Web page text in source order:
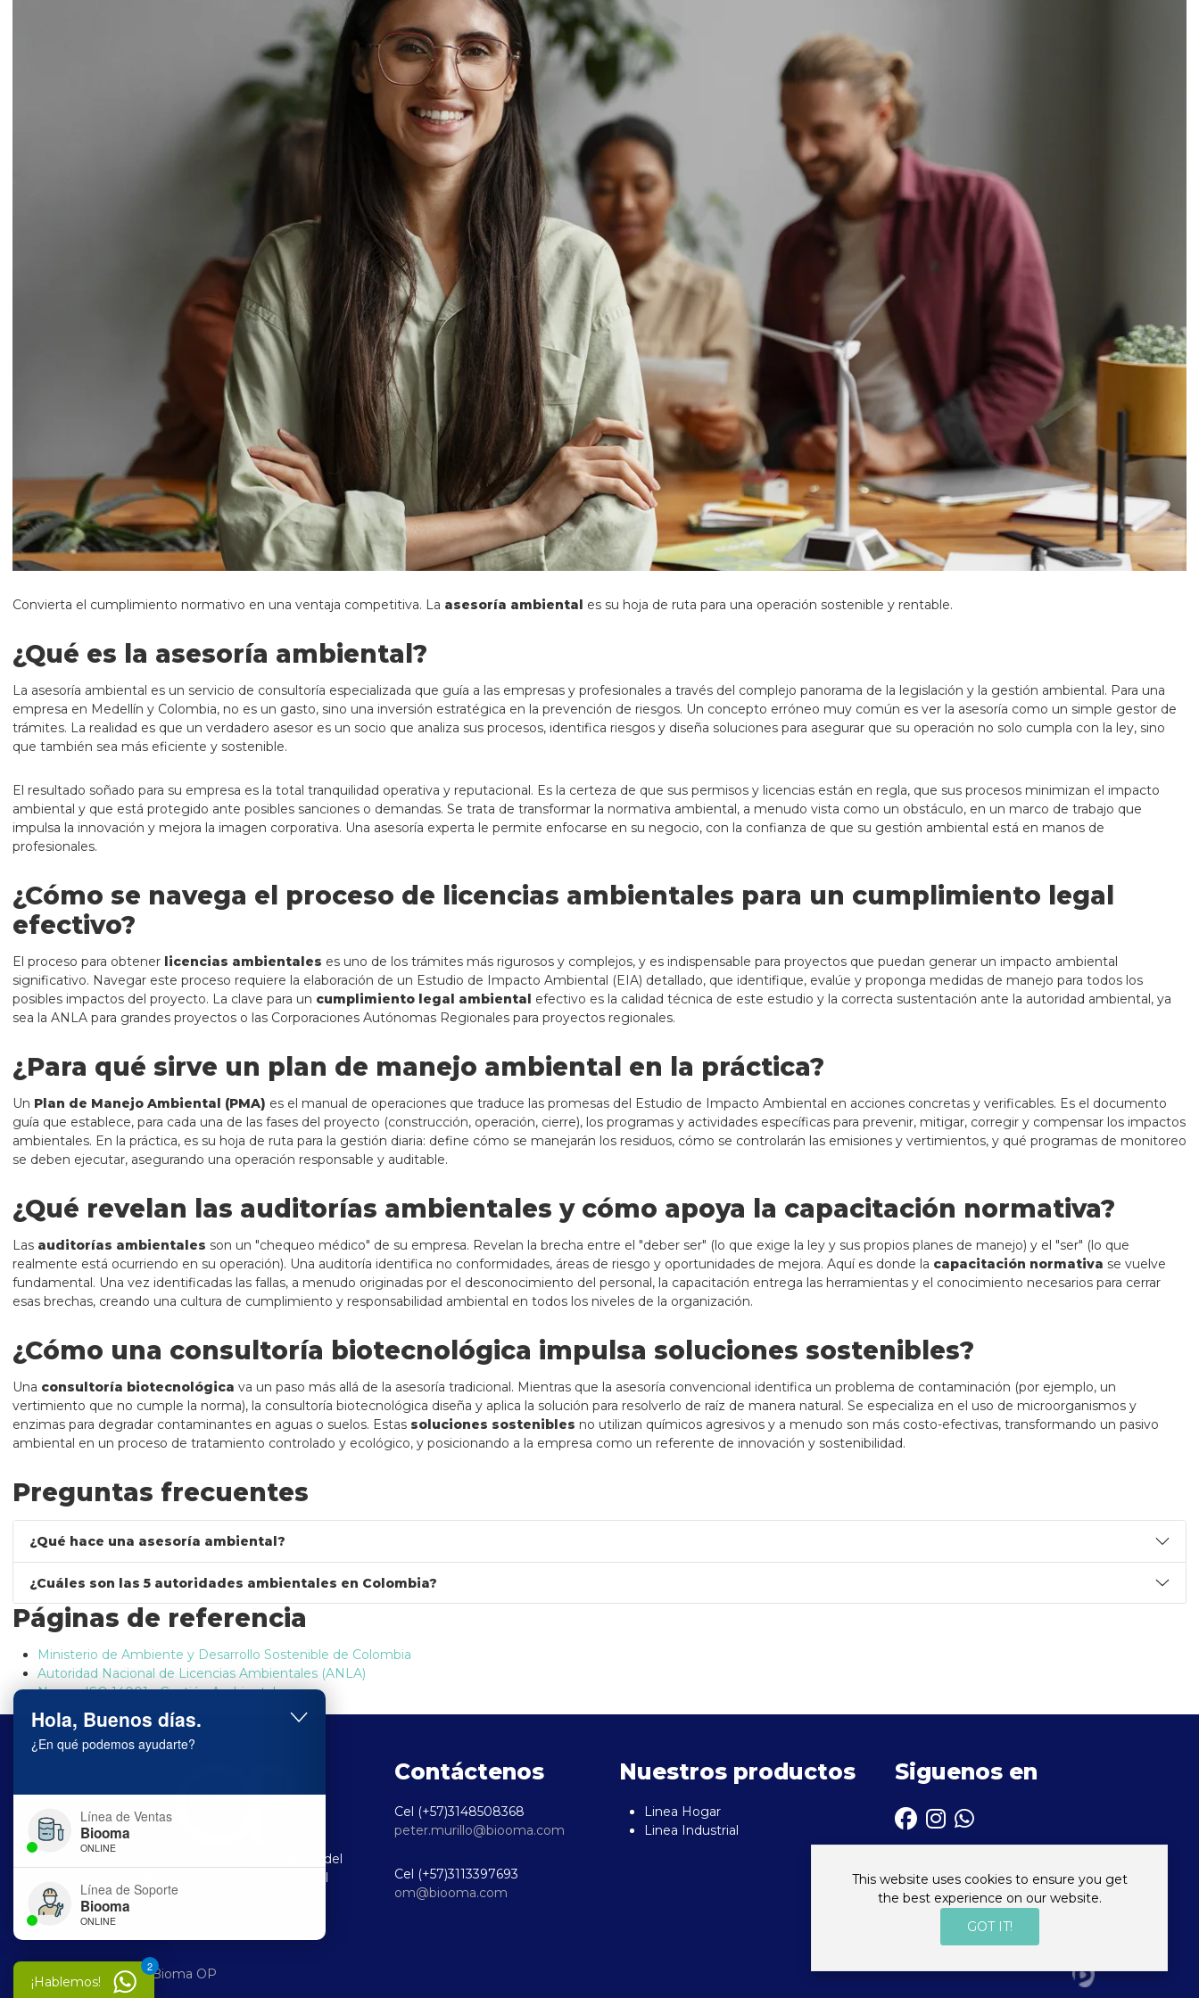
Convierta el cumplimiento normativo en una ventaja competitiva. La asesoría ambiental es su hoja de ruta para una operación sostenible y rentable.
¿Qué es la asesoría ambiental?
La asesoría ambiental es un servicio de consultoría especializada que guía a las empresas y profesionales a través del complejo panorama de la legislación y la gestión ambiental. Para una
empresa en Medellín y Colombia, no es un gasto, sino una inversión estratégica en la prevención de riesgos. Un concepto erróneo muy común es ver la asesoría como un simple gestor de
trámites. La realidad es que un verdadero asesor es un socio que analiza sus procesos, identifica riesgos y diseña soluciones para asegurar que su operación no solo cumpla con la ley, sino
que también sea más eficiente y sostenible.
El resultado soñado para su empresa es la total tranquilidad operativa y reputacional. Es la certeza de que sus permisos y licencias están en regla, que sus procesos minimizan el impacto
ambiental y que está protegido ante posibles sanciones o demandas. Se trata de transformar la normativa ambiental, a menudo vista como un obstáculo, en un marco de trabajo que
impulsa la innovación y mejora la imagen corporativa. Una asesoría experta le permite enfocarse en su negocio, con la confianza de que su gestión ambiental está en manos de
profesionales.
¿Cómo se navega el proceso de licencias ambientales para un cumplimiento legal
efectivo?
El proceso para obtener licencias ambientales es uno de los trámites más rigurosos y complejos, y es indispensable para proyectos que puedan generar un impacto ambiental
significativo. Navegar este proceso requiere la elaboración de un Estudio de Impacto Ambiental (EIA) detallado, que identifique, evalúe y proponga medidas de manejo para todos los
posibles impactos del proyecto. La clave para un cumplimiento legal ambiental efectivo es la calidad técnica de este estudio y la correcta sustentación ante la autoridad ambiental, ya
sea la ANLA para grandes proyectos o las Corporaciones Autónomas Regionales para proyectos regionales.
¿Para qué sirve un plan de manejo ambiental en la práctica?
Un Plan de Manejo Ambiental (PMA) es el manual de operaciones que traduce las promesas del Estudio de Impacto Ambiental en acciones concretas y verificables. Es el documento
guía que establece, para cada una de las fases del proyecto (construcción, operación, cierre), los programas y actividades específicas para prevenir, mitigar, corregir y compensar los impactos
ambientales. En la práctica, es su hoja de ruta para la gestión diaria: define cómo se manejarán los residuos, cómo se controlarán las emisiones y vertimientos, y qué programas de monitoreo
se deben ejecutar, asegurando una operación responsable y auditable.
¿Qué revelan las auditorías ambientales y cómo apoya la capacitación normativa?
Las auditorías ambientales son un "chequeo médico" de su empresa. Revelan la brecha entre el "deber ser" (lo que exige la ley y sus propios planes de manejo) y el "ser" (lo que
realmente está ocurriendo en su operación). Una auditoría identifica no conformidades, áreas de riesgo y oportunidades de mejora. Aquí es donde la capacitación normativa se vuelve
fundamental. Una vez identificadas las fallas, a menudo originadas por el desconocimiento del personal, la capacitación entrega las herramientas y el conocimiento necesarios para cerrar
esas brechas, creando una cultura de cumplimiento y responsabilidad ambiental en todos los niveles de la organización.
¿Cómo una consultoría biotecnológica impulsa soluciones sostenibles?
Una consultoría biotecnológica va un paso más allá de la asesoría tradicional. Mientras que la asesoría convencional identifica un problema de contaminación (por ejemplo, un
vertimiento que no cumple la norma), la consultoría biotecnológica diseña y aplica la solución para resolverlo de raíz de manera natural. Se especializa en el uso de microorganismos y
enzimas para degradar contaminantes en aguas o suelos. Estas soluciones sostenibles no utilizan químicos agresivos y a menudo son más costo-efectivas, transformando un pasivo
ambiental en un proceso de tratamiento controlado y ecológico, y posicionando a la empresa como un referente de innovación y sostenibilidad.
Preguntas frecuentes
¿Qué hace una asesoría ambiental?
¿Cuáles son las 5 autoridades ambientales en Colombia?
Páginas de referencia
Ministerio de Ambiente y Desarrollo Sostenible de Colombia
Autoridad Nacional de Licencias Ambientales (ANLA)
Norma ISO 14001 - Gestión Ambiental
Contribuimos a la preservación del
Ambiente / Bienestar Integral
Contáctenos
Cel (+57)3148508368
peter.murillo@biooma.com
Cel (+57)3113397693
om@biooma.com
Nuestros productos
Linea Hogar
Linea Industrial
Siguenos en
fab
fa-
facebook
fab
fa-
instagram
fab
fa-
whatsapp
© 2025 Bioma OP
This website uses cookies to ensure you get
the best experience on our website.
GOT IT!
¡Hablemos!
2
Hola, Buenos días.
¿En qué podemos ayudarte?
Línea de Ventas
Biooma
ONLINE
Línea de Soporte
Biooma
ONLINE